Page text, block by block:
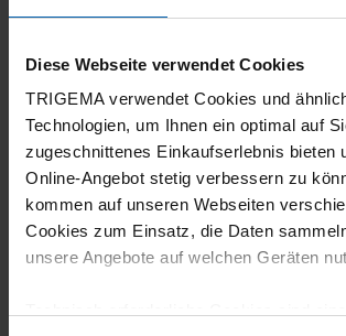
Diese Webseite verwendet Cookies
TRIGEMA verwendet Cookies und
Technologien, um Ihnen ein optimal auf
zugeschnittenes Einkaufserlebnis bieten
Online-Angebot stetig verbessern zu
kommen auf unseren Webseiten
Cookies zum Einsatz, die Daten
unsere Angebote auf welchen Geräten
Mehrzeiliger Text